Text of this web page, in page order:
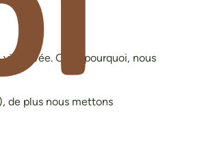
privée. C’est pourquoi, nous
), de plus nous mettons